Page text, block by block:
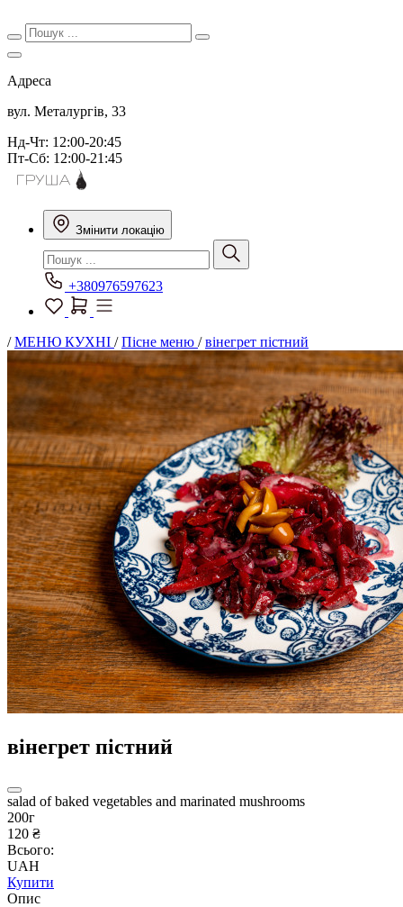
Адреса
вул. Металургів, 33
Нд-Чт: 12:00-20:45
Пт-Сб: 12:00-21:45
Змінити локацію
+380976597623
/МЕНЮ КУХНІ /Пісне меню /вінегрет пістний
вінегрет пістний
salad of baked vegetables and marinated mushrooms
200г
120 ₴
Всього:
UAH
Купити
Опис